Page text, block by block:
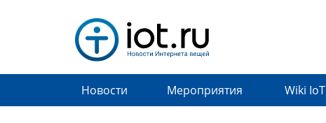
Новости Мероприятия Wiki IoT